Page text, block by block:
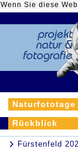
Wenn Sie diese
Naturfototage
Rückblick
Fürstenfeld